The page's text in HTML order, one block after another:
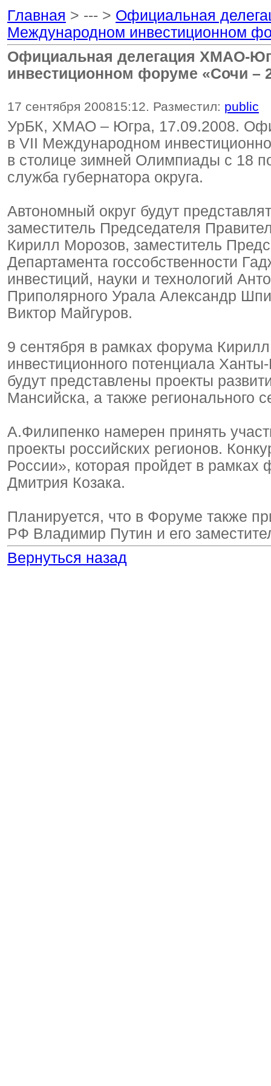
Главная > --- > Официальная
Международном инвестиционном
Официальная делегация ХМАО-
инвестиционном форуме «Сочи –
17 сентября 200815:12. Разместил: public
УрБК, ХМАО – Югра, 17.09.2008.
в VII Международном
в столице зимней Олимпиады с 18
служба губернатора округа.
Автономный округ будут
заместитель Председателя
Кирилл Морозов, заместитель
Департамента госсобственности
инвестиций, науки и технологий
Приполярного Урала Александр
Виктор Майгуров.
9 сентября в рамках форума
инвестиционного потенциала
будут представлены проекты
Мансийска, а также регионального
А.Филипенко намерен принять
проекты российских регионов.
России», которая пройдет в
Дмитрия Козака.
Планируется, что в Форуме также
РФ Владимир Путин и его
Вернуться назад